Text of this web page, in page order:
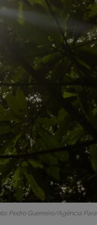
Pedro Guerreiro/Agência Pará